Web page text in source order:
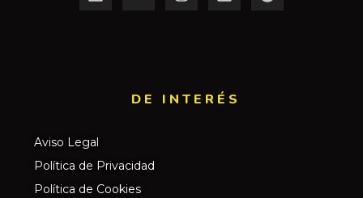
DE INTERÉS​
Aviso Legal
Política de Privacidad
Política de Cookies